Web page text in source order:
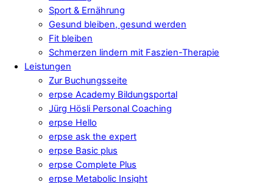
Sport & Ernährung
Gesund bleiben, gesund werden
Fit bleiben
Schmerzen lindern mit Faszien-Therapie
Leistungen
Zur Buchungsseite
erpse Academy Bildungsportal
Jürg Hösli Personal Coaching
erpse Hello
erpse ask the expert
erpse Basic plus
erpse Complete Plus
erpse Metabolic Insight